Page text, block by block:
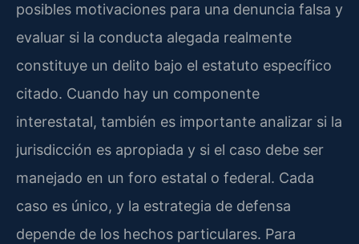
posibles motivaciones para una denuncia falsa y
evaluar si la conducta alegada realmente
constituye un delito bajo el estatuto específico
citado. Cuando hay un componente
interestatal, también es importante analizar si la
jurisdicción es apropiada y si el caso debe ser
manejado en un foro estatal o federal. Cada
caso es único, y la estrategia de defensa
depende de los hechos particulares. Para